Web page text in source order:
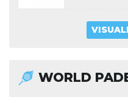
WORLD